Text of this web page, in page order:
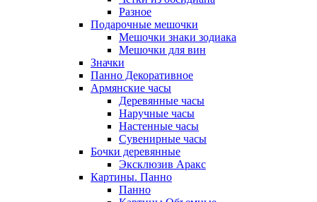
Разное
Подарочные мешочки
Мешочки знаки зодиака
Мешочки для вин
Значки
Панно Декоративное
Армянские часы
Деревянные часы
Наручные часы
Настенные часы
Сувенирные часы
Бочки деревянные
Эксклюзив Аракс
Картины. Панно
Панно